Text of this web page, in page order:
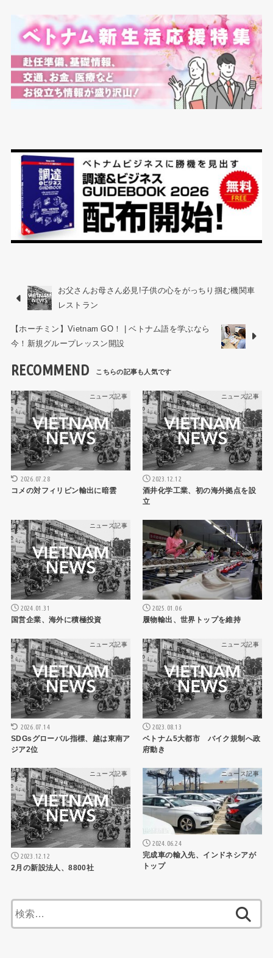
お父さんお母さん必見!子供の心をがっちり掴む機関車
レストラン
【ホーチミン】Vietnam GO！ | ベトナム語を学ぶなら
今！新規グループレッスン開設
RECOMMEND
ニュース記事
2026.07.28
コメの対フィリピン輸出に暗雲
ニュース記事
2023.12.12
酒井化学工業、初の海外拠点を設
立
ニュース記事
2024.01.31
国営企業、海外に積極投資
ニュース記事
2025.01.06
履物輸出、世界トップを維持
ニュース記事
2026.07.14
SDGsグローバル指標、越は東南ア
ジア2位
ニュース記事
2023.08.13
ベトナム5大都市 バイク規制へ政
府動き
ニュース記事
2023.12.12
2月の新設法人、8800社
ニュース記事
2024.06.24
完成車の輸入先、インドネシアが
トップ
索: